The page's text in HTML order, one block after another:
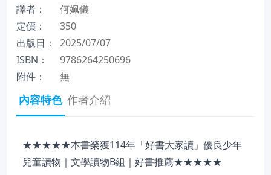
譯者：
何姵儀
定價：
350
出版日：
2025/07/07
ISBN：
9786264250696
附件：
無
內容特色 作者介紹
★★★★★本書榮獲114年「好書大家讀」優良少年
兒童讀物｜文學讀物B組｜好書推薦★★★★★